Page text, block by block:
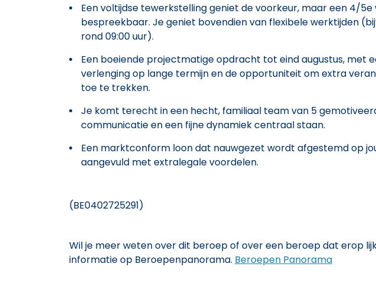
Een voltijdse tewerkstelling geniet de voorkeur, maar een 4/5e
bespreekbaar. Je geniet bovendien van flexibele werktijden
rond 09:00 uur).
Een boeiende projectmatige opdracht tot eind augustus, met
verlenging op lange termijn en de opportuniteit om extra
toe te trekken.
Je komt terecht in een hecht, familiaal team van 5
communicatie en een fijne dynamiek centraal staan.
Een marktconform loon dat nauwgezet wordt afgestemd op
aangevuld met extralegale voordelen.
(BE0402725291)
Wil je meer weten over dit beroep of over een beroep dat erop
informatie op Beroepenpanorama. Beroepen Panorama